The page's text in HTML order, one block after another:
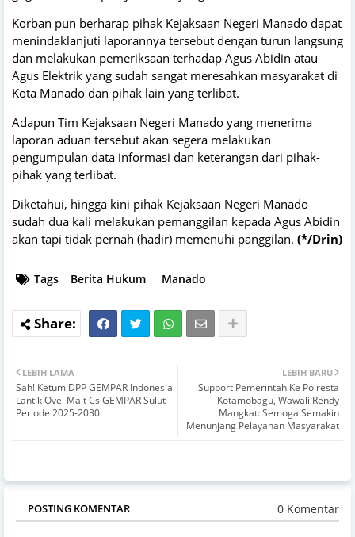
Korban pun berharap pihak Kejaksaan Negeri Manado dapat
menindaklanjuti laporannya tersebut dengan turun langsung
dan melakukan pemeriksaan terhadap Agus Abidin atau
Agus Elektrik yang sudah sangat meresahkan masyarakat di
Kota Manado dan pihak lain yang terlibat.
Adapun Tim Kejaksaan Negeri Manado yang menerima
laporan aduan tersebut akan segera melakukan
pengumpulan data informasi dan keterangan dari pihak-
pihak yang terlibat.
Diketahui, hingga kini pihak Kejaksaan Negeri Manado
sudah dua kali melakukan pemanggilan kepada Agus Abidin
akan tapi tidak pernah (hadir) memenuhi panggilan. (*/Drin)
Tags Berita Hukum Manado
LEBIH BARU
Support Pemerintah Ke Polresta
Kotamobagu, Wawali Rendy
Mangkat: Semoga Semakin
Menunjang Pelayanan Masyarakat
LEBIH LAMA
Sah! Ketum DPP GEMPAR Indonesia
Lantik Ovel Mait Cs GEMPAR Sulut
Periode 2025-2030
POSTING KOMENTAR 0 Komentar